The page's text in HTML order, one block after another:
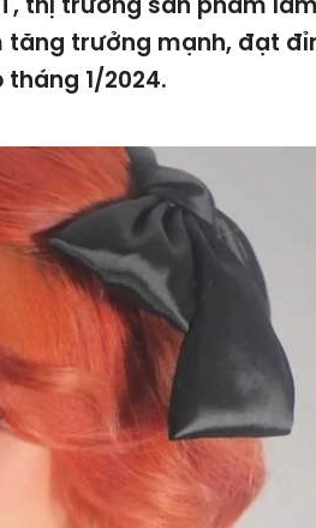
tăng trưởng mạnh, đạt
1/2024.